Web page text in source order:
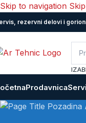
Skip to navigation
rezervni delovi i
Prodavnica